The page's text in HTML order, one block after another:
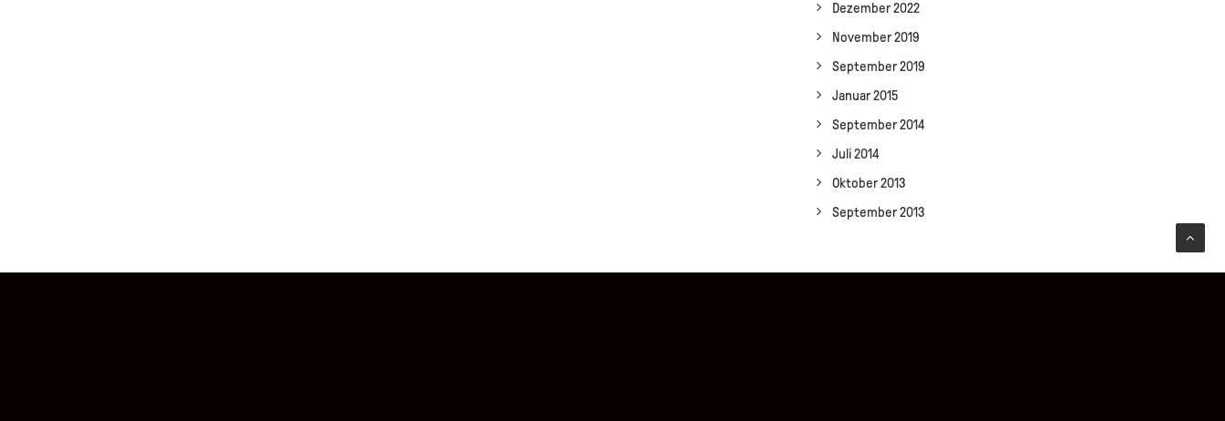
Dezember 2022
November 2019
September 2019
Januar 2015
September 2014
Juli 2014
Oktober 2013
September 2013